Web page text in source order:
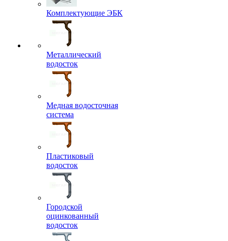
Комплектующие ЭБК
Металлический
водосток
Медная водосточная
система
Пластиковый
водосток
Городской
оцинкованный
водосток